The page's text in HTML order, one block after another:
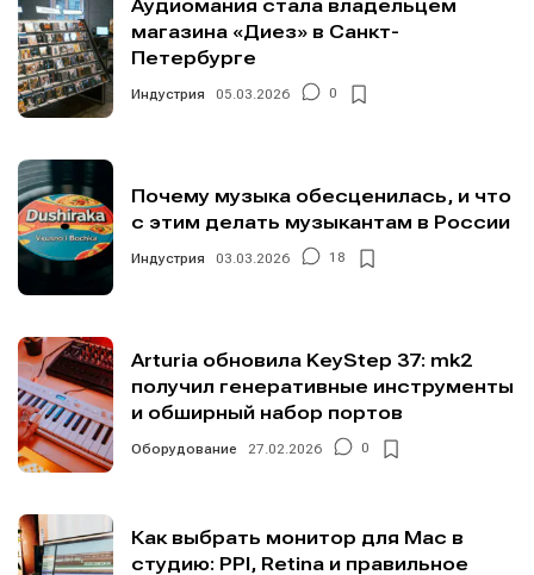
Аудиомания стала владельцем
магазина «Диез» в Санкт-
Петербурге
Индустрия 05.03.2026 0
Почему музыка обесценилась, и что
с этим делать музыкантам в России
Индустрия 03.03.2026 18
Arturia обновила KeyStep 37: mk2
получил генеративные инструменты
и обширный набор портов
Оборудование 27.02.2026 0
Как выбрать монитор для Mac в
студию: PPI, Retina и правильное